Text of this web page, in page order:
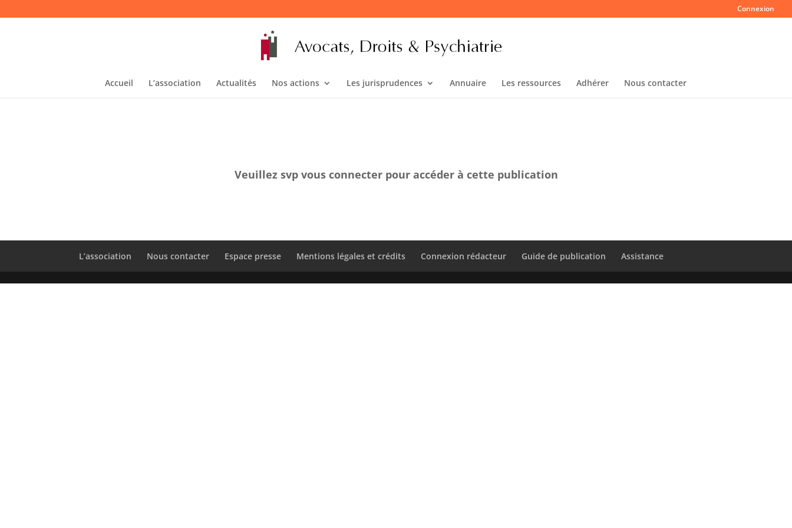
Connexion
Accueil L’association Actualités Nos actions Les jurisprudences Annuaire Les ressources Adhérer Nous contacter
Veuillez svp vous connecter pour accéder à cette publication
L’association Nous contacter Espace presse Mentions légales et crédits Connexion rédacteur Guide de publication Assistance